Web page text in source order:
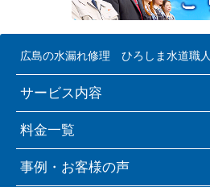
広島の水漏れ修理 ひろしま水道職人
サービス内容
料金一覧
事例・お客様の声